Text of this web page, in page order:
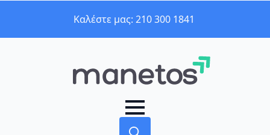
Καλέστε μας: 210 300 1841